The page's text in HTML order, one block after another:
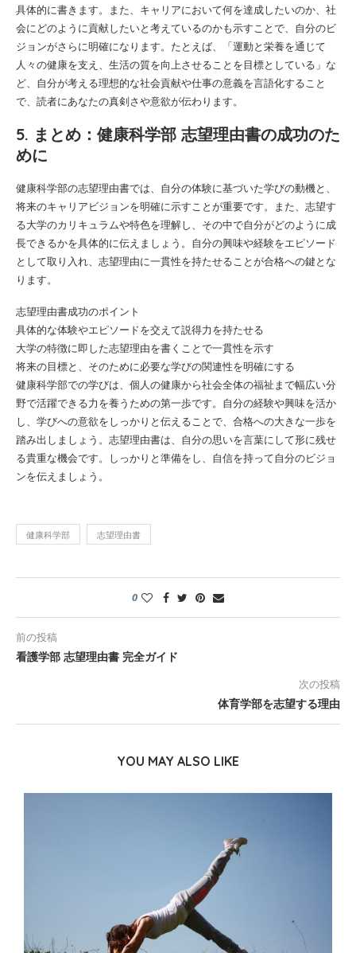
具体的に書きます。また、キャリアにおいて何を達成したいのか、社
会にどのように貢献したいと考えているのかも示すことで、自分のビ
ジョンがさらに明確になります。たとえば、「運動と栄養を通じて
人々の健康を支え、生活の質を向上させることを目標としている」な
ど、自分が考える理想的な社会貢献や仕事の意義を言語化すること
で、読者にあなたの真剣さや意欲が伝わります。
5. まとめ：健康科学部 志望理由書の成功のた
めに
健康科学部の志望理由書では、自分の体験に基づいた学びの動機と、
将来のキャリアビジョンを明確に示すことが重要です。また、志望す
る大学のカリキュラムや特色を理解し、その中で自分がどのように成
長できるかを具体的に伝えましょう。自分の興味や経験をエピソード
として取り入れ、志望理由に一貫性を持たせることが合格への鍵とな
ります。
志望理由書成功のポイント
具体的な体験やエピソードを交えて説得力を持たせる
大学の特徴に即した志望理由を書くことで一貫性を示す
将来の目標と、そのために必要な学びの関連性を明確にする
健康科学部での学びは、個人の健康から社会全体の福祉まで幅広い分
野で活躍できる力を養うための第一歩です。自分の経験や興味を活か
し、学びへの意欲をしっかりと伝えることで、合格への大きな一歩を
踏み出しましょう。志望理由書は、自分の思いを言葉にして形に残せ
る貴重な機会です。しっかりと準備をし、自信を持って自分のビジョ
ンを伝えましょう。
健康科学部 志望理由書
0
前の投稿
看護学部 志望理由書 完全ガイド
次の投稿
体育学部を志望する理由
YOU MAY ALSO LIKE